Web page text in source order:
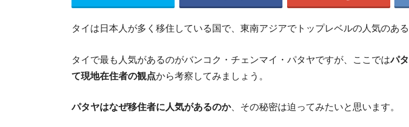
便利で使える！タ
誰でもストンとわ
タ
タイに移住先７年。衝
タイは日本人が多く移住している国で、東南アジアでトップレベルの人気のある
タイで最も人気があるのがバンコク・チェンマイ・パタヤですが、ここではパ
て現地在住者の観点から考察してみましょう。
パタヤはなぜ移住者に人気があるのか、その秘密は迫ってみたいと思います。